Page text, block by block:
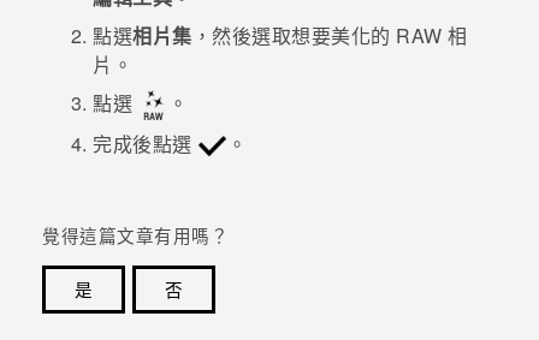
校園專案
企業採購
銷售通路
支援服務
VIVELAND
點選相片集 ，然後選取想要美化的 RAW 相
片。
點選
。
完成後點選
。
覺得這篇文章有用嗎？
是
否